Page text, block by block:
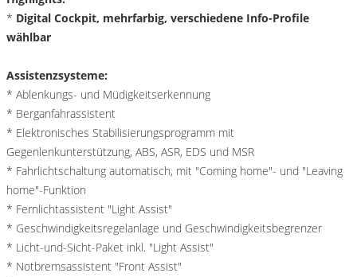
* Digital Cockpit, mehrfarbig, verschiedene Info-Profile
wählbar
Assistenzsysteme:
* Ablenkungs- und Müdigkeitserkennung
* Berganfahrassistent
* Elektronisches Stabilisierungsprogramm mit
Gegenlenkunterstützung, ABS, ASR, EDS und MSR
* Fahrlichtschaltung automatisch, mit "Coming home"- und "Leaving
home"-Funktion
* Fernlichtassistent "Light Assist"
* Geschwindigkeitsregelanlage und Geschwindigkeitsbegrenzer
* Licht-und-Sicht-Paket inkl. "Light Assist"
* Notbremsassistent "Front Assist"